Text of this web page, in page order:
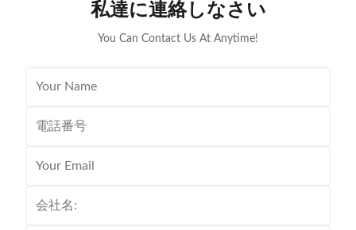
ensuring that the battery is delivered in optimal
condition, ready to perform to the
私達に連絡しなさい
You Can Contact Us At Anytime!